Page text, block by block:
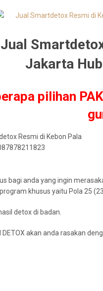
pilihan
bagi anda yang ingin
khusus yaitu Pola 25
detox di badan.
akan anda rasakan